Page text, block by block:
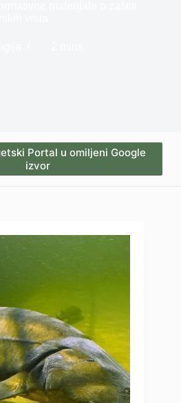
Portal u omiljeni Google
izvor